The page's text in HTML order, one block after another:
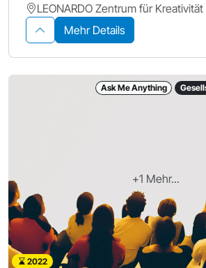
LEONARDO Zentrum für
Mehr Details
+1 Mehr...
Ask Me Anything
2022